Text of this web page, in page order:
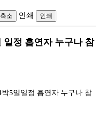
소 인쇄 인쇄
일정 흡연자 누구나 참
5일일정 흡연자 누구나 참